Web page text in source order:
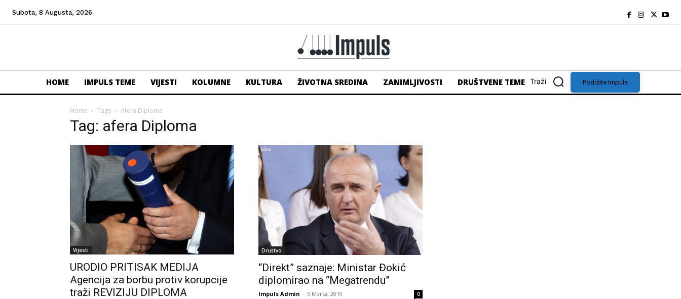
Subota, 8 Augusta, 2026
HOME IMPULS TEME VIJESTI KOLUMNE KULTURA ŽIVOTNA SREDINA ZANIMLJIVOSTI DRUŠTVENE TEME Traži Podržite Impuls
Home Tags Afera Diploma
Tag: afera Diploma
Vijesti
URODIO PRITISAK MEDIJA
Agencija za borbu protiv korupcije
traži REVIZIJU DIPLOMA
Društvo
“Direkt” saznaje: Ministar Đokić
diplomirao na “Megatrendu”
Impuls Admin - 5 Marta, 2019 0